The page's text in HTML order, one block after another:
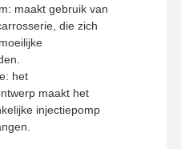
VR -show Over Ons
maakt gebruik van
die zich
het
maakt het
injectiepomp